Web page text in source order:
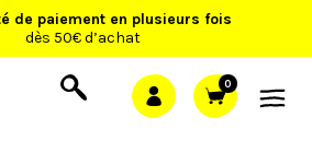
de paiement en plusieurs fois
dès 50€ d’achat
0